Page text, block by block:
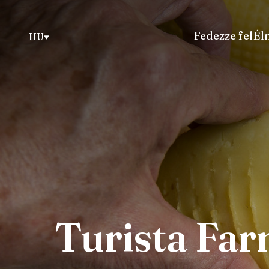
HU Fedezze fel
Turista